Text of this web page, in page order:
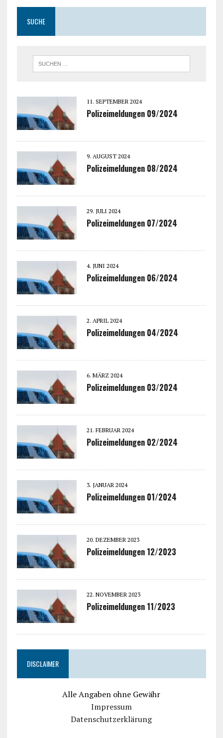
SUCHE
11. SEPTEMBER 2024
Polizeimeldungen 09/2024
9. AUGUST 2024
Polizeimeldungen 08/2024
29. JULI 2024
Polizeimeldungen 07/2024
4. JUNI 2024
Polizeimeldungen 06/2024
2. APRIL 2024
Polizeimeldungen 04/2024
6. MÄRZ 2024
Polizeimeldungen 03/2024
21. FEBRUAR 2024
Polizeimeldungen 02/2024
3. JANUAR 2024
Polizeimeldungen 01/2024
20. DEZEMBER 2023
Polizeimeldungen 12/2023
22. NOVEMBER 2023
Polizeimeldungen 11/2023
DISCLAIMER
Alle Angaben ohne Gewähr
Impressum
Datenschutzerklärung